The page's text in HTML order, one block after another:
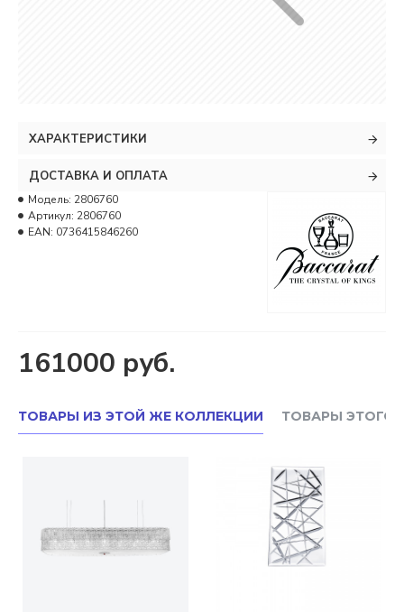
ХАРАКТЕРИСТИКИ
ДОСТАВКА И ОПЛАТА
161000 руб.
Модель: 2806760
Артикул: 2806760
EAN: 0736415846260
ТОВАРЫ ИЗ ЭТОЙ ЖЕ КОЛЛЕКЦИИ ТОВАРЫ ЭТОГО